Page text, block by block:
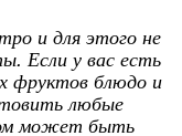
и для этого не
Если у вас есть
фруктов блюдо и
любые
может быть